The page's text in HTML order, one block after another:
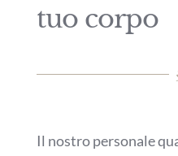
tuo corpo
Il nostro personale